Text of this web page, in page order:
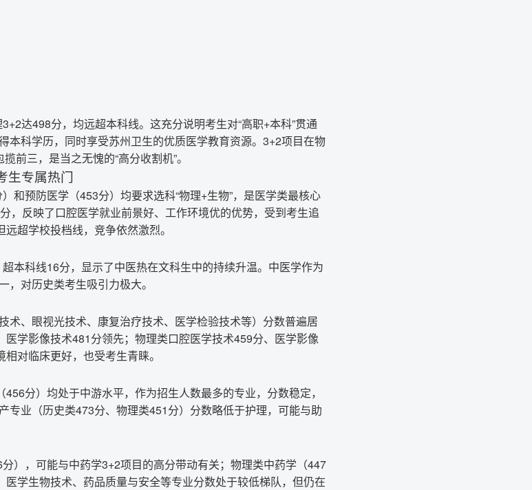
达498分，均远超本科线。这充分说明考生对“高职+本科”贯通
本科学历，同时享受苏州卫生的优质医学教育资源。3+2项目在物
前三，是当之无愧的“高分收割机”。
生专属热门
和预防医学（453分）均要求选科“物理+生物”，是医学类最核心
，反映了口腔医学就业前景好、工作环境优的优势，受到考生追
超学校投档线，竞争依然激烈。
本科线16分，显示了中医热在文科生中的持续升温。中医学作为
对历史类考生吸引力极大。
术、眼视光技术、康复治疗技术、医学检验技术等）分数普遍居
学影像技术481分领先；物理类口腔医学技术459分、医学影像
对临床更好，也受考生青睐。
分）均处于中游水平，作为招生人数最多的专业，分数稳定，
专业（历史类473分、物理类451分）分数略低于护理，可能与助
），可能与中药学3+2项目的高分带动有关；物理类中药学（447
学生物技术、药品质量与安全等专业分数处于较低梯队，但仍在